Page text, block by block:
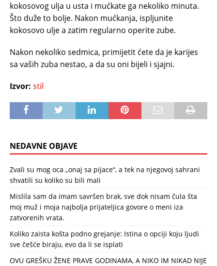
kokosovog ulja u usta i mućkate ga nekoliko minuta.
Što duže to bolje. Nakon mućkanja, ispljunite
kokosovo ulje a zatim regularno operite zube.
Nakon nekoliko sedmica, primijetit ćete da je karijes
sa vaših zuba nestao, a da su oni bijeli i sjajni.
Izvor: stil
NEDAVNE OBJAVE
Zvali su mog oca „onaj sa pijace“, a tek na njegovoj sahrani
shvatili su koliko su bili mali
Mislila sam da imam savršen brak, sve dok nisam čula šta
moj muž i moja najbolja prijateljica govore o meni iza
zatvorenih vrata.
Koliko zaista košta podno grejanje: Istina o opciji koju ljudi
sve češće biraju, evo da li se isplati
OVU GREŠKU ŽENE PRAVE GODINAMA, A NIKO IM NIKAD NIJE